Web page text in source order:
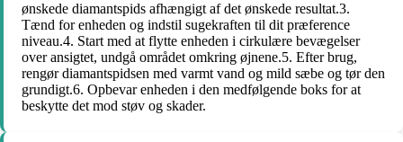
ønskede diamantspids afhængigt af det ønskede resultat.3.
Tænd for enheden og indstil sugekraften til dit præference
niveau.4. Start med at flytte enheden i cirkulære bevægelser
over ansigtet, undgå området omkring øjnene.5. Efter brug,
rengør diamantspidsen med varmt vand og mild sæbe og tør den
grundigt.6. Opbevar enheden i den medfølgende boks for at
beskytte det mod støv og skader.